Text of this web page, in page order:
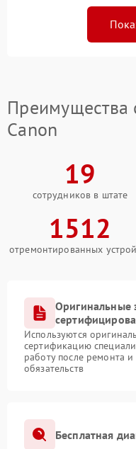
Преимущества
Canon
19
сотрудников в штате
1512
отремонтированных
Оригинальные
Используются
сертификацию
работу после ремонта
обязательств
Бесплатная